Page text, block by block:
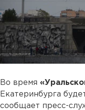
Во время
Екатеринбурга
сообщает пресс-